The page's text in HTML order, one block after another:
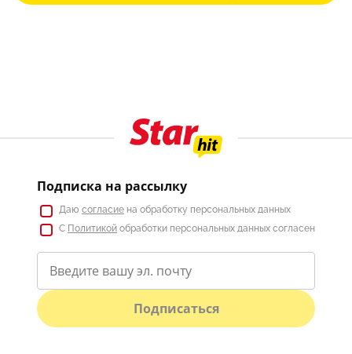
Подписка на рассылку
Даю согласие на обработку персональных данных
С Политикой обработки персональных данных согласен
Подписаться